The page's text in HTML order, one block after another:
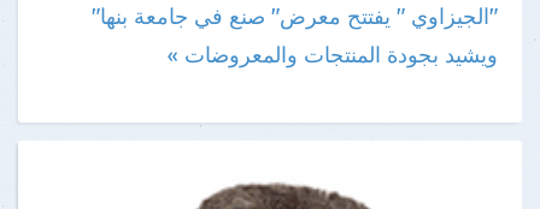
"الجيزاوي " يفتتح معرض" صنع في جامعة بنها"
ويشيد بجودة المنتجات والمعروضات »